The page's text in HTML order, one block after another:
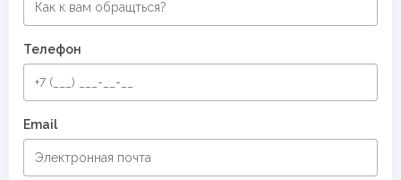
Телефон
Email